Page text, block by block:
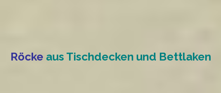
Röcke aus Tischdecken und Bettlaken